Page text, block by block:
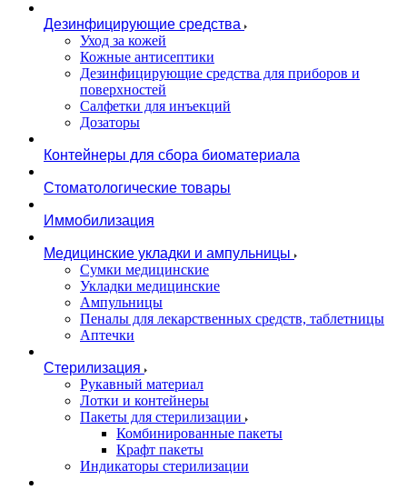
Дезинфицирующие средства
Уход за кожей
Кожные антисептики
Дезинфицирующие средства для приборов и
поверхностей
Салфетки для инъекций
Дозаторы
Контейнеры для сбора биоматериала
Стоматологические товары
Иммобилизация
Медицинские укладки и ампульницы
Сумки медицинские
Укладки медицинские
Ампульницы
Пеналы для лекарственных средств, таблетницы
Аптечки
Стерилизация
Рукавный материал
Лотки и контейнеры
Пакеты для стерилизации
Комбинированные пакеты
Крафт пакеты
Индикаторы стерилизации